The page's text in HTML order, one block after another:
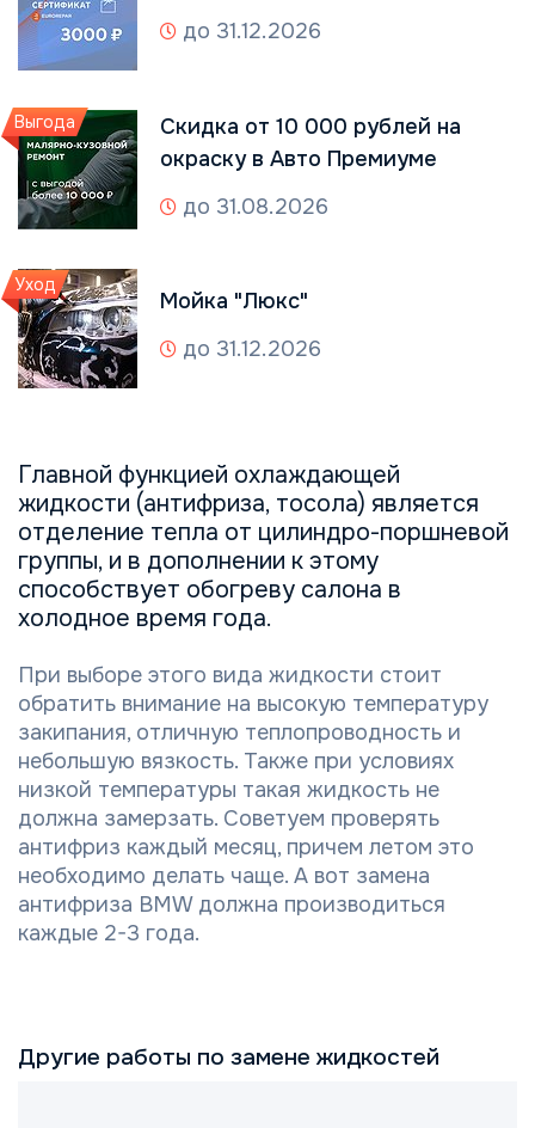
Главной функцией охлаждающей
жидкости (антифриза, тосола) является
отделение тепла от цилиндро-поршневой
группы, и в дополнении к этому
способствует обогреву салона в
холодное время года.
При выборе этого вида жидкости стоит
обратить внимание на высокую температуру
закипания, отличную теплопроводность и
небольшую вязкость. Также при условиях
низкой температуры такая жидкость не
должна замерзать. Советуем проверять
антифриз каждый месяц, причем летом это
необходимо делать чаще. А вот замена
антифриза BMW должна производиться
каждые 2-3 года.
Другие работы по замене жидкостей
до 31.12.2026
Выгода
Скидка от 10 000 рублей на
окраску в Авто Премиуме
до 31.08.2026
Уход
Мойка "Люкс"
до 31.12.2026